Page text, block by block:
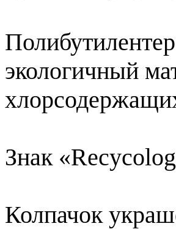
экологичный
Знак
Колпачок